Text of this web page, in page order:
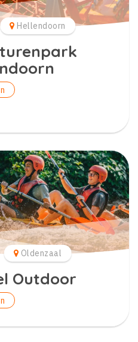
Hellendoorn
Oldenzaal
Outdoor